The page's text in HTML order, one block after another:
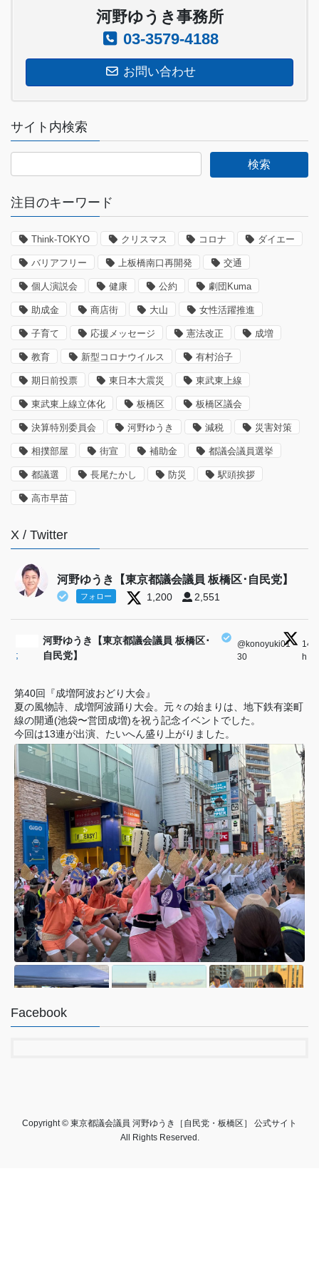
河野ゆうき事務所
03-3579-4188
お問い合わせ
サイト内検索
注目のキーワード
Think-TOKYO クリスマス コロナ ダイエー
バリアフリー 上板橋南口再開発 交通
個人演説会 健康 公約 劇団Kuma
助成金 商店街 大山 女性活躍推進
子育て 応援メッセージ 憲法改正 成増
教育 新型コロナウイルス 有村治子
期日前投票 東日本大震災 東武東上線
東武東上線立体化 板橋区 板橋区議会
決算特別委員会 河野ゆうき 減税 災害対策
相撲部屋 街宣 補助金 都議会議員選挙
都議選 長尾たかし 防災 駅頭挨拶
高市早苗
X / Twitter
河野ゆうき【東京都議会議員 板橋区･自民党】
フォロー 1,200 2,551
;
河野ゆうき【東京都議会議員 板橋区･
自民党】
@konoyuki01
30
· 14
h
第40回『成増阿波おどり大会』
夏の風物詩、成増阿波踊り大会。元々の始まりは、地下鉄有楽町
線の開通(池袋〜営団成増)を祝う記念イベントでした。
今回は13連が出演、たいへん盛り上がりました。
Facebook
Copyright © 東京都議会議員 河野ゆうき［自民党・板橋区］ 公式サイト
All Rights Reserved.